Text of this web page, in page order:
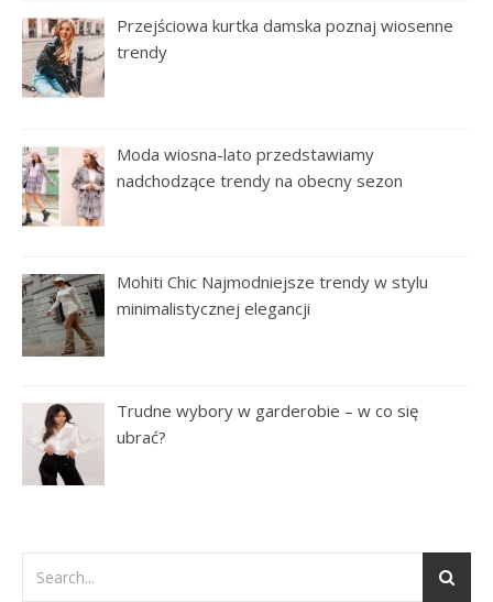
Przejściowa kurtka damska poznaj wiosenne
trendy
Moda wiosna-lato przedstawiamy
nadchodzące trendy na obecny sezon
Mohiti Chic Najmodniejsze trendy w stylu
minimalistycznej elegancji
Trudne wybory w garderobie – w co się
ubrać?